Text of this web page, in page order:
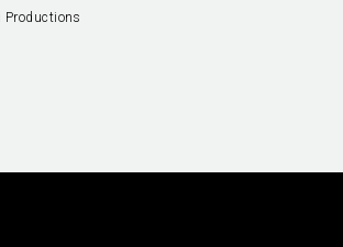
Productions